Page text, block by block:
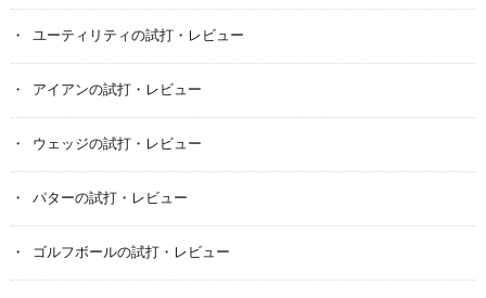
ユーティリティの試打・レビュー
アイアンの試打・レビュー
ウェッジの試打・レビュー
パターの試打・レビュー
ゴルフボールの試打・レビュー